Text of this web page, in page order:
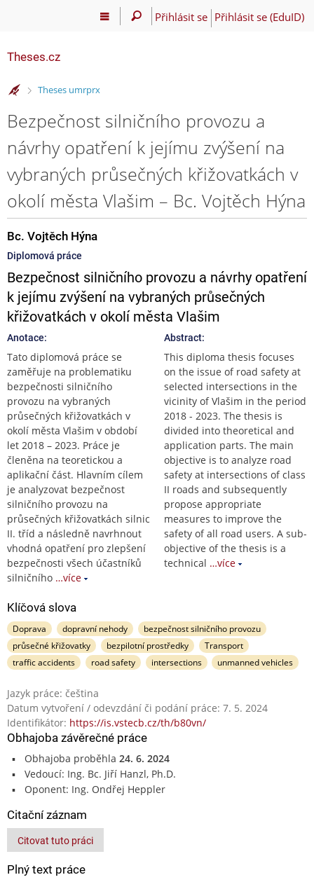
Přihlásit se Přihlásit se (EduID)
Theses.cz
>
Theses umrprx
Bezpečnost silničního provozu a
návrhy opatření k jejímu zvýšení na
vybraných průsečných křižovatkách v
okolí města Vlašim – Bc. Vojtěch Hýna
Bc. Vojtěch Hýna
Diplomová práce
Bezpečnost silničního provozu a návrhy opatření
k jejímu zvýšení na vybraných průsečných
křižovatkách v okolí města Vlašim
Anotace:
Tato diplomová práce se
zaměřuje na problematiku
bezpečnosti silničního
provozu na vybraných
průsečných křižovatkách v
okolí města Vlašim v období
let 2018 – 2023. Práce je
členěna na teoretickou a
aplikační část. Hlavním cílem
je analyzovat bezpečnost
silničního provozu na
průsečných křižovatkách silnic
II. tříd a následně navrhnout
vhodná opatření pro zlepšení
bezpečnosti všech účastníků
silničního …více
Abstract:
This diploma thesis focuses
on the issue of road safety at
selected intersections in the
vicinity of Vlašim in the period
2018 - 2023. The thesis is
divided into theoretical and
application parts. The main
objective is to analyze road
safety at intersections of class
II roads and subsequently
propose appropriate
measures to improve the
safety of all road users. A sub-
objective of the thesis is a
technical …více
Klíčová slova
Doprava dopravní nehody
bezpečnost silničního provozu
průsečné křižovatky
bezpilotní prostředky
Transport
traffic accidents
road safety intersections unmanned vehicles
Jazyk práce: čeština
Datum vytvoření / odevzdání či podání práce: 7. 5. 2024
Identifikátor: https://is.vstecb.cz/th/b80vn/
Obhajoba závěrečné práce
Obhajoba proběhla 24. 6. 2024
Vedoucí: Ing. Bc. Jiří Hanzl, Ph.D.
Oponent: Ing. Ondřej Heppler
Citační záznam
Citovat tuto práci
Plný text práce